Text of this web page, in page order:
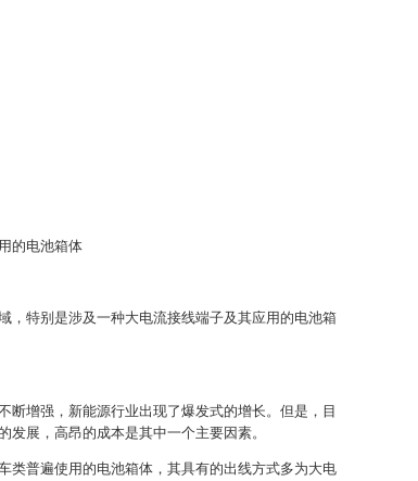
的电池箱体
，特别是涉及一种大电流接线端子及其应用的电池箱
断增强，新能源行业出现了爆发式的增长。但是，目
发展，高昂的成本是其中一个主要因素。
类普遍使用的电池箱体，其具有的出线方式多为大电